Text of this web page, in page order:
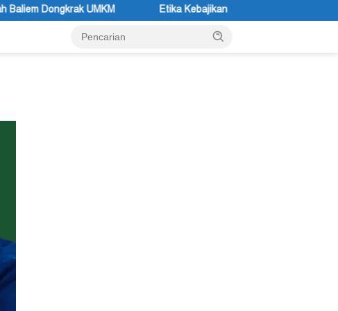
Etika Kebajikan Samuel Yogi Sebut Festival UMKM